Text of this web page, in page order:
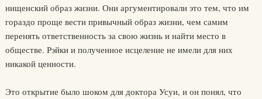
нищенский образ жизни. Они аргументировали это тем, что им
гораздо проще вести привычный образ жизни, чем самим
перенять ответственность за свою жизнь и найти место в
обществе. Рэйки и полученное исцеление не имели для них
никакой ценности.
Это открытие было шоком для доктора Усуи, и он понял, что